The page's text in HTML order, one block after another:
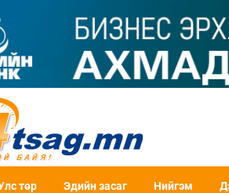
төр Эдийн засаг Нийгэм